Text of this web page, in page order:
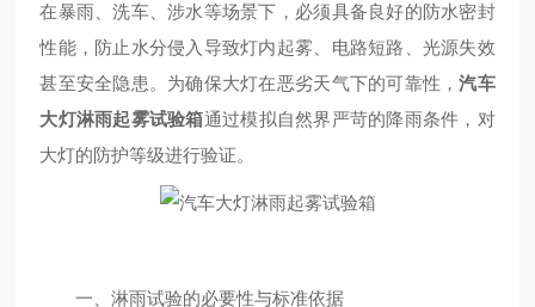
在暴雨、洗车、涉水等场景下，必须具备良好的防水密封
性能，防止水分侵入导致灯内起雾、电路短路、光源失效
甚至安全隐患。为确保大灯在恶劣天气下的可靠性，汽车
大灯淋雨起雾试验箱通过模拟自然界严苛的降雨条件，对
大灯的防护等级进行验证。
一、淋雨试验的必要性与标准依据